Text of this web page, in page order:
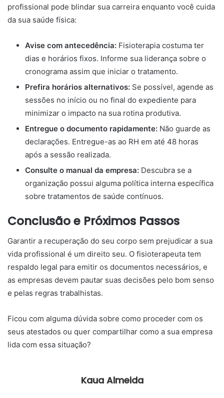
profissional pode blindar sua carreira enquanto você cuida
da sua saúde física:
Avise com antecedência: Fisioterapia costuma ter
dias e horários fixos. Informe sua liderança sobre o
cronograma assim que iniciar o tratamento.
Prefira horários alternativos: Se possível, agende as
sessões no início ou no final do expediente para
minimizar o impacto na sua rotina produtiva.
Entregue o documento rapidamente: Não guarde as
declarações. Entregue-as ao RH em até 48 horas
após a sessão realizada.
Consulte o manual da empresa: Descubra se a
organização possui alguma política interna específica
sobre tratamentos de saúde contínuos.
Conclusão e Próximos Passos
Garantir a recuperação do seu corpo sem prejudicar a sua
vida profissional é um direito seu. O fisioterapeuta tem
respaldo legal para emitir os documentos necessários, e
as empresas devem pautar suas decisões pelo bom senso
e pelas regras trabalhistas.
Ficou com alguma dúvida sobre como proceder com os
seus atestados ou quer compartilhar como a sua empresa
lida com essa situação?
Kaua Almeida